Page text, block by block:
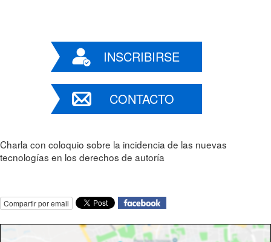
INSCRIBIRSE
CONTACTO
Charla con coloquio sobre la incidencia de las nuevas
tecnologías en los derechos de autoría
Compartir por email